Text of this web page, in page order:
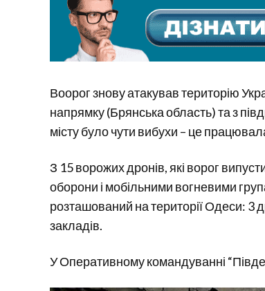
Воорог знову атакував територію
напрямку (Брянська область) та з
місту було чути вибухи – це
З 15 ворожих дронів, які ворог
оборони і мобільними вогневими
розташований на території Одеси: 3
закладів.
У Оперативному командуванні